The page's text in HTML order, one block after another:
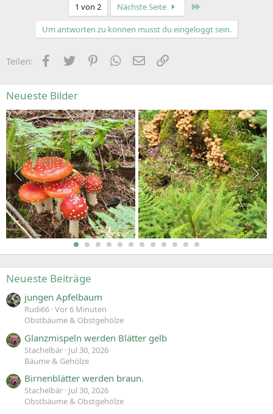
1 von 2 Nächste Seite
Um antworten zu können musst du eingeloggt sein.
Teilen: FacebookZwitschernPinterestWhatsApp
E-Mail
Neueste Bilder
Neueste Beiträge
jungen Apfelbaum
Rudi66 Vor 6 Minuten
Obstbäume & Obstgehölze
Glanzmispeln werden Blätter gelb
Stachelbär Jul 30, 2026
Bäume & Gehölze
Birnenblätter werden braun.
Stachelbär Jul 30, 2026
Obstbäume & Obstgehölze